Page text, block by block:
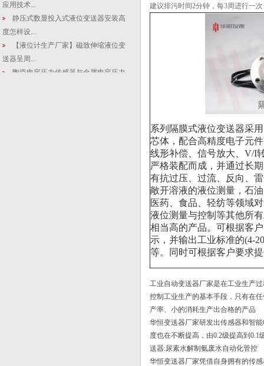
应用技术...
静压式数显投入式液位变送器安装高
度怎样设...
【液位计生产厂家】磁致伸缩液位变
送器呈周...
陶瓷电容压力传感器与金属电容压力
建议排污时间2分钟，每3周进行一
系列隔膜式液位变送器采
芯体，配合高精度电子元
线形补偿、信号放大、V/I
严格装配而成，并通过长
有抗过压、过流、反向、
敞开溶液的液位测量，石
医药、食品、轻纺等领域
液位测量与控制等其他所
相当高的产品。可根据客
示，并输出工业标准的(4-
等。同时可根据客户要求
工业自动变送器厂家是在工业生产
控制工业生产的基本手段，只有在
产率、小的消耗生产出合格的产品
华恒变送器厂家研发出传感器和智
度也在不断提高，由0.2级提高到
送器:尿素水解制氨废水自动化管控
华恒变送器厂家凭借自身拥有的传